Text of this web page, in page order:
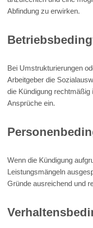
Abfindung zu erwirken.
Bei Umstrukturierungen
Arbeitgeber die
die Kündigung
Ansprüche ein.
Wenn die Kündigung
Leistungsmängeln
Gründe ausreichend und